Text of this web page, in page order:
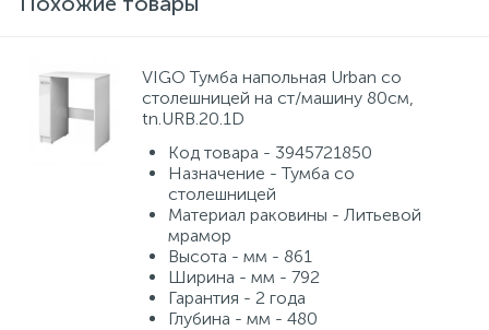
VIGO Тумба напольная Urban со
столешницей на ст/машину 80см,
tn.URB.20.1D
Код товара - 3945721850
Назначение - Тумба со
столешницей
Материал раковины - Литьевой
мрамор
Высота - мм - 861
Ширина - мм - 792
Гарантия - 2 года
Глубина - мм - 480